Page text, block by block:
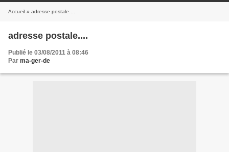
Accueil » adresse postale....
adresse postale....
Publié le 03/08/2011 à 08:46
Par ma-ger-de